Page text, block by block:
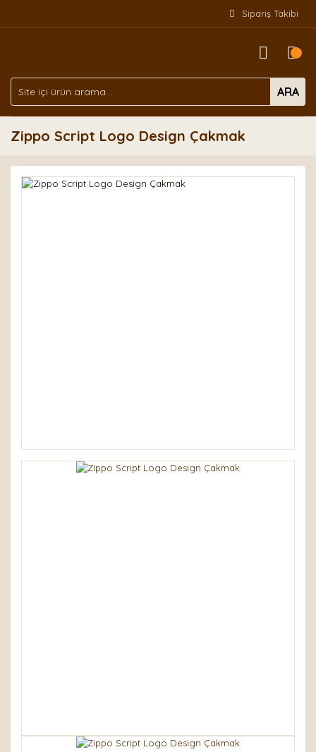
Sipariş Takibi
ARA
Zippo Script Logo Design Çakmak